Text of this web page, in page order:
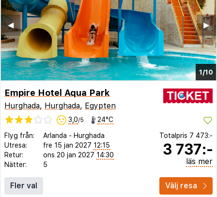
1/10
▶︎
◀︎
Empire Hotel Aqua Park
Hurghada, Hurghada, Egypten
3,0/5 24°C
Flyg från: Arlanda - Hurghada
Utresa:
fre 15 jan 2027 12:15
Retur:
ons 20 jan 2027 14:30
Nätter:
5
Totalpris 7 473:-
3 737:-
läs mer
Fler val Välj resa